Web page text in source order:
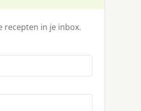
recepten in je inbox.